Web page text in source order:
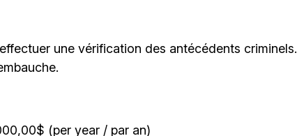
une vérification des antécédents criminels.
(per year / par an)